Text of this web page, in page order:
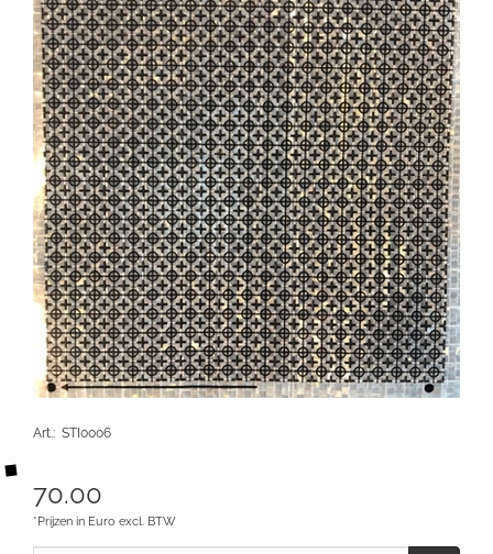
Art.: STI0006
70.00
*Prijzen in Euro excl. BTW